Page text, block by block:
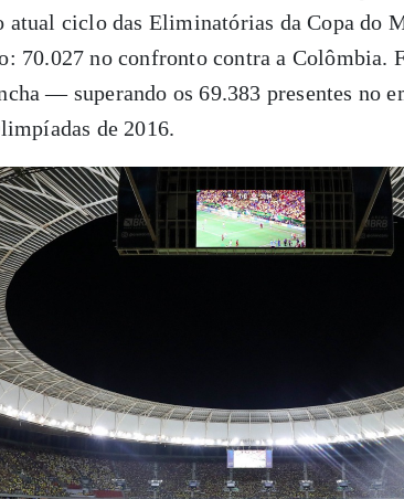
atual ciclo das Eliminatórias da Copa do
70.027 no confronto contra a Colômbia.
— superando os 69.383 presentes no
de 2016.